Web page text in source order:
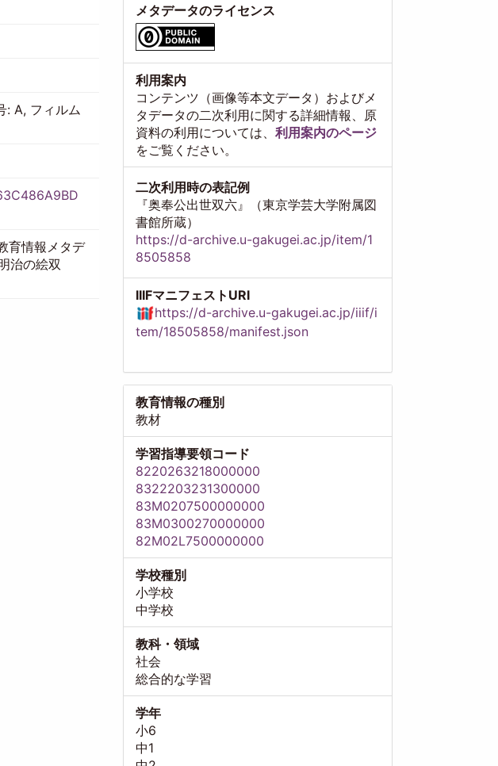
: A, フィルム
育情報メタデ
治の絵双
メタデータのライセンス
利用案内
コンテンツ（画像等本文データ）およびメ
タデータの二次利用に関する詳細情報、原
資料の利用については、 利用案内のページ
をご覧ください。
二次利用時の表記例
『奥奉公出世双六』（東京学芸大学附属図
書館所蔵）
https://d-archive.u-gakugei.ac.jp/item/1
8505858
IIIFマニフェストURI
https://d-archive.u-gakugei.ac.jp/iiif/i
tem/18505858/manifest.json
教育情報の種別
教材
学習指導要領コード
8220263218000000
8322203231300000
83M0207500000000
83M0300270000000
82M02L7500000000
学校種別
小学校
中学校
教科・領域
社会
総合的な学習
学年
小6
中1